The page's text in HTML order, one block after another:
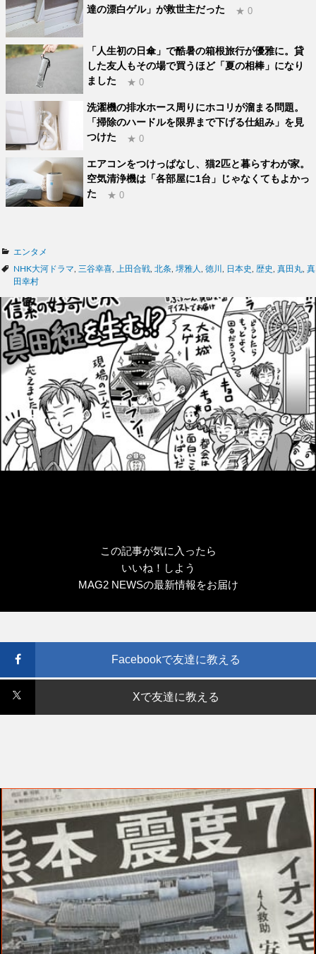
達の漂白ゲル」が救世主だった ★ 0
「人生初の日傘」で酷暑の箱根旅行が優雅に。貸
した友人もその場で買うほど「夏の相棒」になり
ました
★ 0
洗濯機の排水ホース周りにホコリが溜まる問題。
「掃除のハードルを限界まで下げる仕組み」を見
つけた
★ 0
エアコンをつけっぱなし、猫2匹と暮らすわが家。
空気清浄機は「各部屋に1台」じゃなくてもよかっ
た
★ 0
カ
テ
ゴ
ー
エンタメ
タ
グ
NHK大河ドラマ 三谷幸喜 上田合戦 北条 堺雅人 徳川 日本史 歴史 真田丸 真
田幸村
この記事が気に入ったら
いいね！しよう
MAG2 NEWSの最新情報をお届け
Facebookで友達に教える
Xで友達に教える